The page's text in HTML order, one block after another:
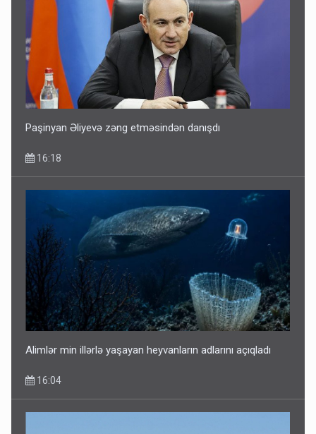
Paşinyan Əliyevə zəng etməsindən danışdı
16:18
Alimlər min illərlə yaşayan heyvanların adlarını açıqladı
16:04